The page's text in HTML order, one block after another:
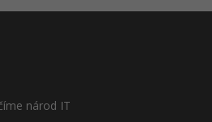
národ IT